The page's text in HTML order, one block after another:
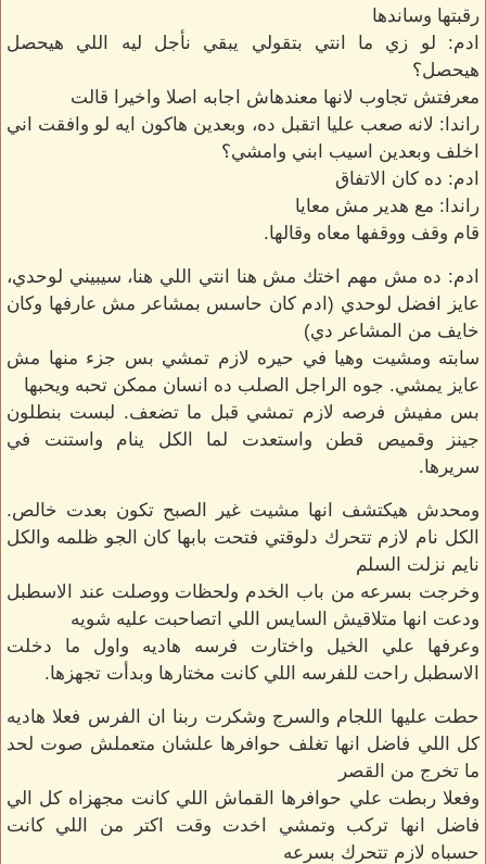
رقبتها وساندها
ادم: لو زي ما انتي بتقولي يبقي نأجل ليه اللي هيحصل
هيحصل؟
معرفتش تجاوب لانها معندهاش اجابه اصلا واخيرا قالت
راندا: لانه صعب عليا اتقبل ده، وبعدين هاكون ايه لو وافقت اني
اخلف وبعدين اسيب ابني وامشي؟
ادم: ده كان الاتفاق
راندا: مع هدير مش معايا
قام وقف ووقفها معاه وقالها.
ادم: ده مش مهم اختك مش هنا انتي اللي هنا، سيبيني لوحدي،
عايز افضل لوحدي (ادم كان حاسس بمشاعر مش عارفها وكان
خايف من المشاعر دي)
سابته ومشيت وهيا في حيره لازم تمشي بس جزء منها مش
عايز يمشي. جوه الراجل الصلب ده انسان ممكن تحبه ويحبها
بس مفيش فرصه لازم تمشي قبل ما تضعف. لبست بنطلون
جينز وقميص قطن واستعدت لما الكل ينام واستنت في
سريرها.
ومحدش هيكتشف انها مشيت غير الصبح تكون بعدت خالص.
الكل نام لازم تتحرك دلوقتي فتحت بابها كان الجو ظلمه والكل
نايم نزلت السلم
وخرجت بسرعه من باب الخدم ولحظات ووصلت عند الاسطبل
ودعت انها متلاقيش السايس اللي اتصاحبت عليه شويه
وعرفها علي الخيل واختارت فرسه هاديه واول ما دخلت
الاسطبل راحت للفرسه اللي كانت مختارها وبدأت تجهزها.
حطت عليها اللجام والسرج وشكرت ربنا ان الفرس فعلا هاديه
كل اللي فاضل انها تغلف حوافرها علشان متعملش صوت لحد
ما تخرج من القصر
وفعلا ربطت علي حوافرها القماش اللي كانت مجهزاه كل الي
فاضل انها تركب وتمشي اخدت وقت اكتر من اللي كانت
حسباه لازم تتحرك بسرعه